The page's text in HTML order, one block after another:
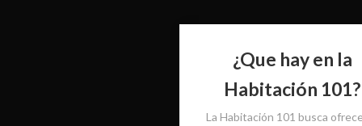
¿Que hay en la
Habitación 101?
La Habitación 101 busca